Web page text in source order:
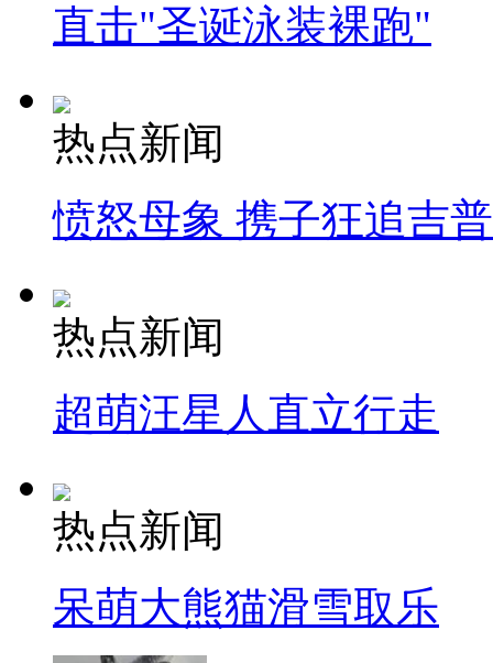
直击"圣诞泳装裸跑"
热点新闻
愤怒母象 携子狂追吉
热点新闻
超萌汪星人直立行走
热点新闻
呆萌大熊猫滑雪取乐